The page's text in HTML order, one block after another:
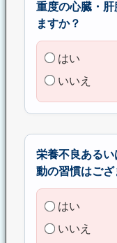
重度の心臓・
ますか？
はい
いいえ
栄養不良ある
動の習慣はござ
はい
いいえ